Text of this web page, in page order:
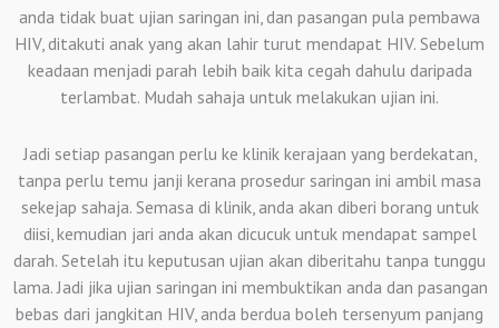
anda tidak buat ujian saringan ini, dan pasangan pula pembawa
HIV, ditakuti anak yang akan lahir turut mendapat HIV. Sebelum
keadaan menjadi parah lebih baik kita cegah dahulu daripada
terlambat. Mudah sahaja untuk melakukan ujian ini.
Jadi setiap pasangan perlu ke klinik kerajaan yang berdekatan,
tanpa perlu temu janji kerana prosedur saringan ini ambil masa
sekejap sahaja. Semasa di klinik, anda akan diberi borang untuk
diisi, kemudian jari anda akan dicucuk untuk mendapat sampel
darah. Setelah itu keputusan ujian akan diberitahu tanpa tunggu
lama. Jadi jika ujian saringan ini membuktikan anda dan pasangan
bebas dari jangkitan HIV, anda berdua boleh tersenyum panjang